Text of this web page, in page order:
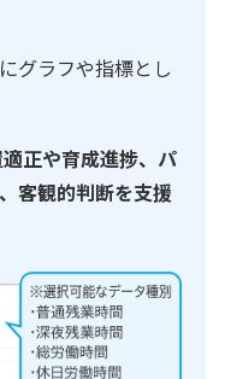
グラフや指標とし
正や育成進捗、パ
客観的判断を支援